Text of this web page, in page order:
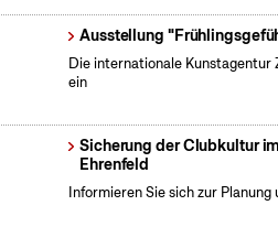
Ausstellung
Die internationale Kunstagentur
ein
Sicherung der Clubkultur
Ehrenfeld
Informieren Sie sich zur